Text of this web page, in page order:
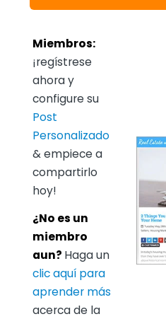
Miembros:
¡regístrese
ahora y
configure su
Post
Personalizado
& empiece a
compartirlo
hoy!
¿No es un
miembro
aun? Haga un
clic aquí para
aprender más
acerca de la